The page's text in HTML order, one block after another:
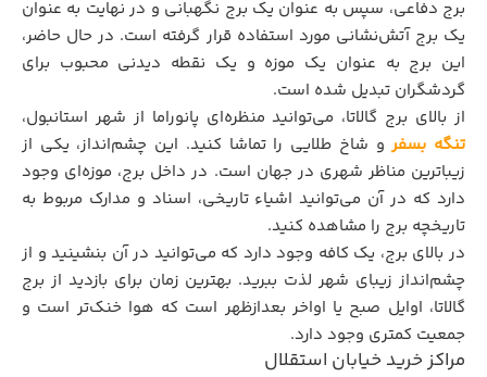
برج دفاعی، سپس به عنوان یک برج نگهبانی و در نهایت به عنوان
یک برج آتش‌نشانی مورد استفاده قرار گرفته است. در حال حاضر،
این برج به عنوان یک موزه و یک نقطه دیدنی محبوب برای
گردشگران تبدیل شده است.
از بالای برج گالاتا، می‌توانید منظره‌ای پانوراما از شهر استانبول،
تنگه بسفرو شاخ طلایی را تماشا کنید. این چشم‌انداز، یکی از
زیباترین مناظر شهری در جهان است. در داخل برج، موزه‌ای وجود
دارد که در آن می‌توانید اشیاء تاریخی، اسناد و مدارک مربوط به
تاریخچه برج را مشاهده کنید.
در بالای برج، یک کافه وجود دارد که می‌توانید در آن بنشینید و از
چشم‌انداز زیبای شهر لذت ببرید. بهترین زمان برای بازدید از برج
گالاتا، اوایل صبح یا اواخر بعدازظهر است که هوا خنک‌تر است و
جمعیت کمتری وجود دارد.
مراکز خرید خیابان استقلال